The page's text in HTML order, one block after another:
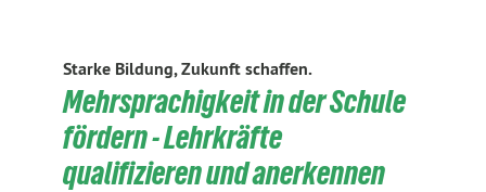
Starke Bildung, Zukunft schaffen.
Mehrsprachigkeit in der Schule
fördern - Lehrkräfte
qualifizieren und anerkennen